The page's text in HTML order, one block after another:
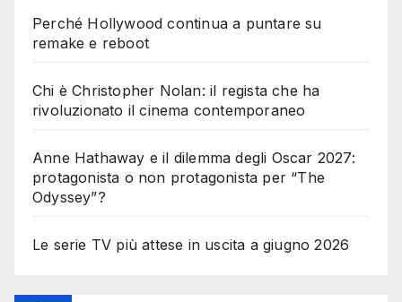
Perché Hollywood continua a puntare su
remake e reboot
Chi è Christopher Nolan: il regista che ha
rivoluzionato il cinema contemporaneo
Anne Hathaway e il dilemma degli Oscar 2027:
protagonista o non protagonista per “The
Odyssey”?
Le serie TV più attese in uscita a giugno 2026